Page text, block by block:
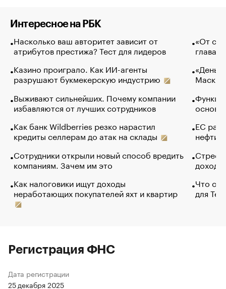
Интересное на РБК
Насколько ваш авторитет зависит от
атрибутов престижа? Тест для лидеров
Казино проиграло. Как ИИ-агенты
разрушают букмекерскую индустрию
Выживают сильнейших. Почему компании
избавляются от лучших сотрудников
Как банк Wildberries резко нарастил
кредиты селлерам до атак на склады
Сотрудники открыли новый способ вредить
компаниям. Зачем им это
Как налоговики ищут доходы
неработающих покупателей яхт и квартир
«От
глава
Маск в
основ
ЕС
нефти
Что
для
Регистрация ФНС
Дата регистрации
25 декабря 2025